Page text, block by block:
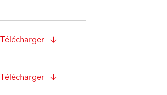
Télécharger
Télécharger